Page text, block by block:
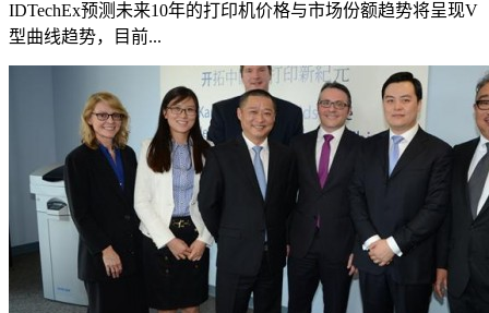
IDTechEx预测未来10年的打印机价格与市场份额趋势将呈现V
型曲线趋势，目前...